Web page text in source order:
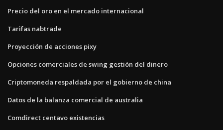
Precio del oro en el mercado internacional
Tarifas nabtrade
Proyección de acciones pixy
Opciones comerciales de swing gestión del dinero
Criptomoneda respaldada por el gobierno de china
Datos de la balanza comercial de australia
Comdirect centavo existencias